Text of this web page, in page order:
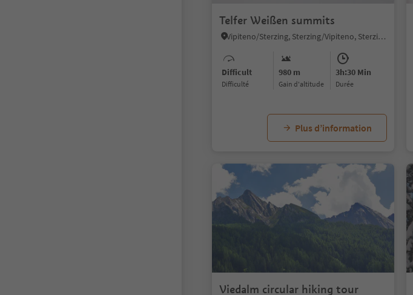
Telfer Weißen summits
Vipiteno/Sterzing, Sterzing/Vipiteno, Sterzing/Vipiteno and environs
Difficult
Difficulté
980 m
Gain d'altitude
3h:30 Min
durée
Plus d’information
Viedalm circular hiking tour